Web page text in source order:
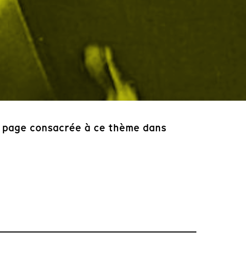
consacrée à ce thème dans